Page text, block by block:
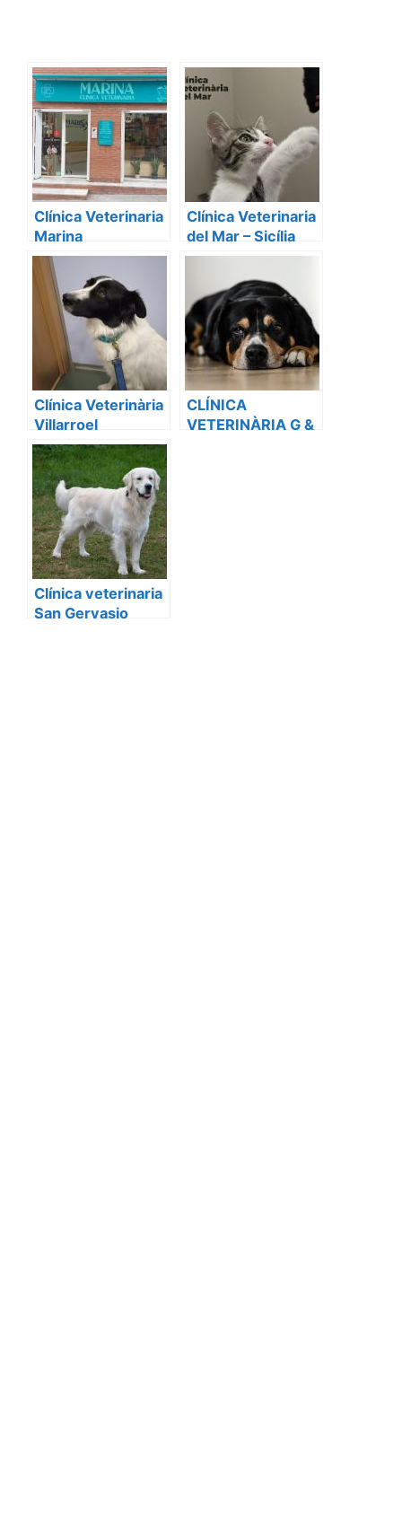
Clínica Veterinaria
Marina
Clínica Veterinaria
del Mar – Sicília
Clínica Veterinària
Villarroel
CLÍNICA
VETERINÀRIA G &
Clínica veterinaria
San Gervasio